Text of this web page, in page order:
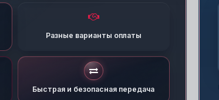
Разные варианты оплаты
Быстрая и безопасная передача